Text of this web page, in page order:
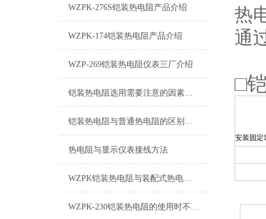
WZPK-276S铠装热电阻产品介绍
WZPK-174铠装热电阻产品介绍
WZP-269铠装热电阻仪表三厂介绍
铠装热电阻选用需要注意的因素介绍
铠装热电阻与普通热电阻的区别是什么？
热电阻与显示仪表接线方法
WZPK铠装热电阻与装配式热电阻相比，具有以下优点
WZPK-230铠装热电阻的使用时不可不顾的注意事项二
热
通
□
安装固定